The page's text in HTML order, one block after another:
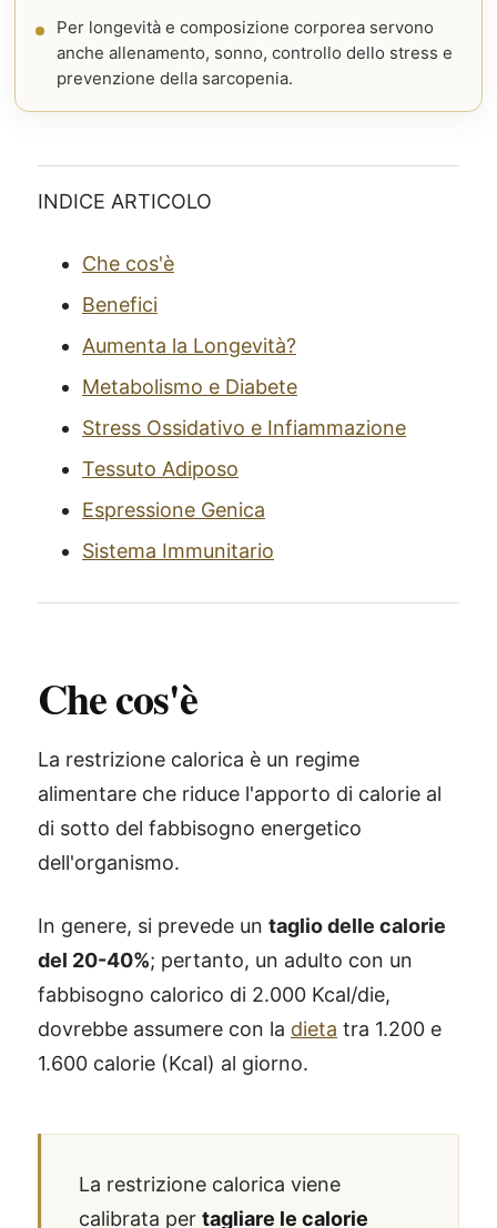
Per longevità e composizione corporea servono
anche allenamento, sonno, controllo dello stress e
prevenzione della sarcopenia.
INDICE ARTICOLO
Che cos'è
Benefici
Aumenta la Longevità?
Metabolismo e Diabete
Stress Ossidativo e Infiammazione
Tessuto Adiposo
Espressione Genica
Sistema Immunitario
Che cos'è
La restrizione calorica è un regime
alimentare che riduce l'apporto di calorie al
di sotto del fabbisogno energetico
dell'organismo.
In genere, si prevede un taglio delle calorie
del 20-40%; pertanto, un adulto con un
fabbisogno calorico di 2.000 Kcal/die,
dovrebbe assumere con la dieta tra 1.200 e
1.600 calorie (Kcal) al giorno.
La restrizione calorica viene
calibrata per tagliare le calorie